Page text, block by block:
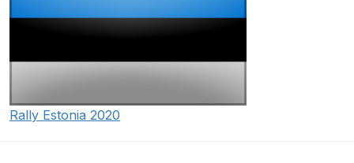
Rally Estonia 2020